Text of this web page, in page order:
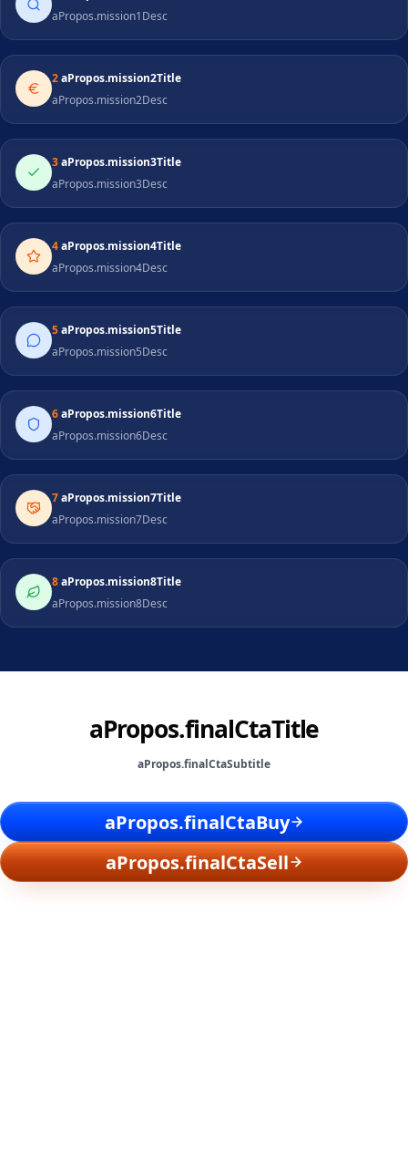
aPropos.mission1Desc
2aPropos.mission2Title
aPropos.mission2Desc
3aPropos.mission3Title
aPropos.mission3Desc
4aPropos.mission4Title
aPropos.mission4Desc
5aPropos.mission5Title
aPropos.mission5Desc
6aPropos.mission6Title
aPropos.mission6Desc
7aPropos.mission7Title
aPropos.mission7Desc
8aPropos.mission8Title
aPropos.mission8Desc
aPropos.finalCtaTitle
aPropos.finalCtaSubtitle
aPropos.finalCtaBuy
aPropos.finalCtaSell